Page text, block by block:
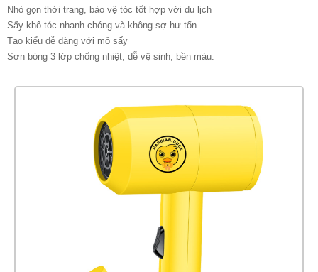
Nhỏ gọn thời trang, bảo vệ tóc tốt hợp với du lịch
Sấy khô tóc nhanh chóng và không sợ hư tổn
Tạo kiểu dễ dàng với mỏ sấy
Sơn bóng 3 lớp chống nhiệt, dễ vệ sinh, bền màu.